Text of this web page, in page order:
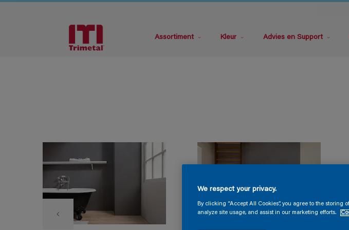
Assortiment Kleur Advies en Support
We respect your privacy.
By clicking “Accept All Cookies”, you agree to the
analyze site usage, and assist in our marketing efforts.